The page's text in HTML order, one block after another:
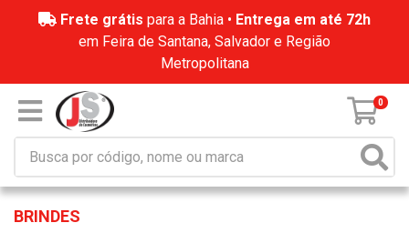
Frete grátis para a Bahia • Entrega em até 72h
em Feira de Santana, Salvador e Região
Metropolitana
0
BRINDES